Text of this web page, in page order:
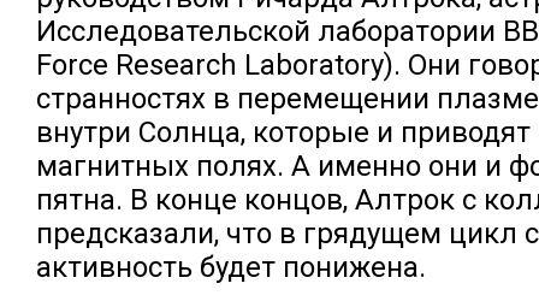
Исследовательской лаборатории
Force Research Laboratory). Они
странностях в перемещении
внутри Солнца, которые и
магнитных полях. А именно они и
пятна. В конце концов, Алтрок с
предсказали, что в грядущем цикл
активность будет понижена.